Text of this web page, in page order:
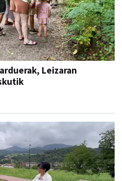
Leizaran